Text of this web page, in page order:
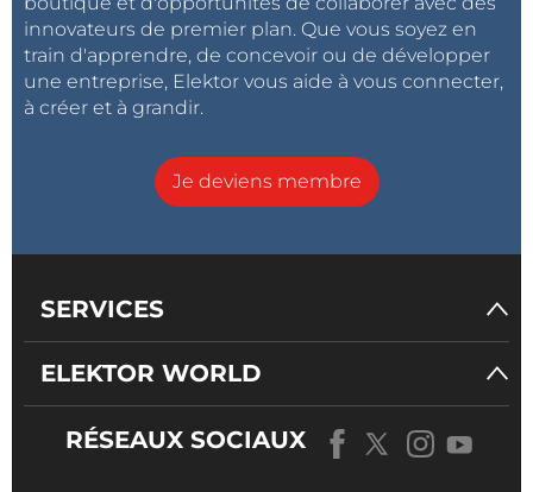
innovateurs de premier plan. Que vous soyez en
train d'apprendre, de concevoir ou de développer
une entreprise, Elektor vous aide à vous connecter,
à créer et à grandir.
Je deviens membre
SERVICES
ELEKTOR WORLD
RÉSEAUX SOCIAUX